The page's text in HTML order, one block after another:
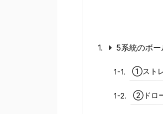
5系統のボー
①スト
②ドロ